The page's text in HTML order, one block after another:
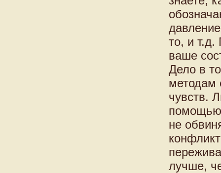
то, и т.д.
ваше
Дело в
методам
чувств.
помощью
не
лучше,